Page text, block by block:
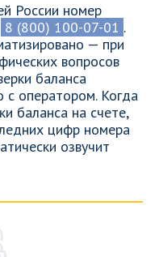
России номер
8 (800) 100-07-01 .
— при
вопросов
баланса
с оператором. Когда
баланса на счете,
цифр номера
озвучит